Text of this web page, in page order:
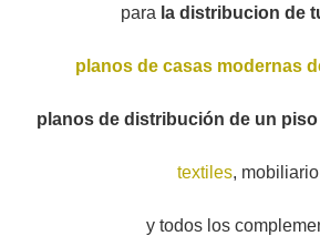
para la distribucion de
planos de casas modernas
planos de distribución de un
textiles, mobiliario
y todos los